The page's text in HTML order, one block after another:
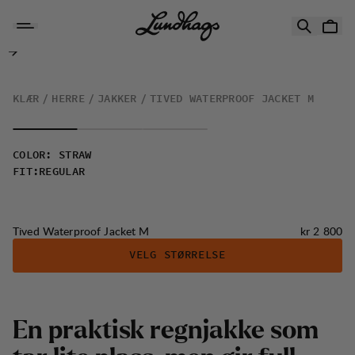
Tived Waterproof Jacket M
KLÆR HERRE JAKKER TIVED WATERPROOF JACKET M
COLOR : STRAW
FIT: REGULAR
Tived Waterproof Jacket M Pris:
kr 2 800
VELG STØRRELSE
En praktisk regnjakke som